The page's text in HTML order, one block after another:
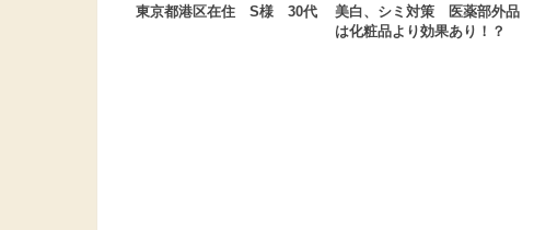
東京都港区在住 S様 30代
美白、シミ対策 医薬部外品
は化粧品より効果あり！？